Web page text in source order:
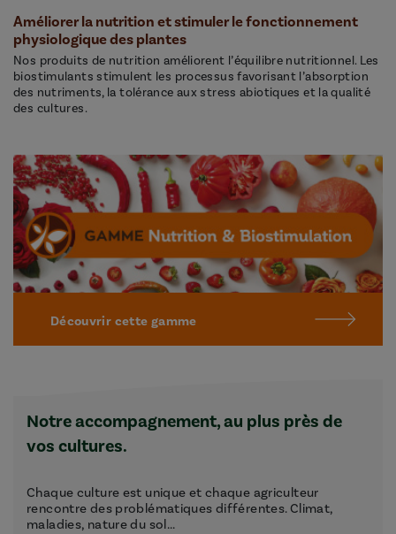
Améliorer la nutrition et stimuler le fonctionnement
physiologique des plantes
Nos produits de nutrition améliorent l’équilibre nutritionnel. Les
biostimulants stimulent les processus favorisant l’absorption
des nutriments, la tolérance aux stress abiotiques et la qualité
des cultures.
Découvrir cette gamme
Notre accompagnement, au plus près de
vos cultures.
Chaque culture est unique et chaque agriculteur
rencontre des problématiques différentes. Climat,
maladies, nature du sol...